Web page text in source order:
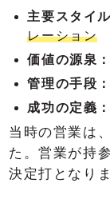
主要スタイ
レーション
価値の源泉：
管理の手段：
成功の定義：
当時の営業は
た。営業が持
決定打となり